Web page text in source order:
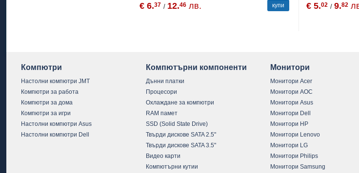
€ 6.37 / 12.46 лв. купи € 5.02 /9.82
Компютри
Настолни компютри JMT
Компютри за работа
Компютри за дома
Компютри за игри
Настолни компютри Asus
Настолни компютри Dell
Компютърни компоненти
Дънни платки
Процесори
Охлаждане за компютри
RAM памет
SSD (Solid State Drive)
Твърди дискове SATA 2.5"
Твърди дискове SATA 3.5"
Видео карти
Компютърни кутии
Монитори
Монитори Acer
Монитори AOC
Монитори Asus
Монитори Dell
Монитори HP
Монитори Lenovo
Монитори LG
Монитори Philips
Монитори Samsung